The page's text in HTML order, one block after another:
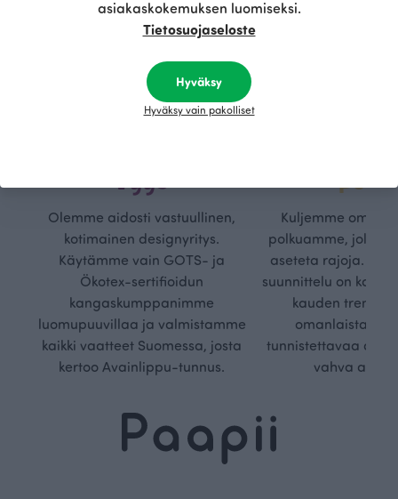
vyys
Olemme aidosti vastuullinen,
kotimainen designyritys.
Käytämme vain GOTS- ja
Ökotex-sertifioidun
kangaskumppanimme
luomupuuvillaa ja valmistamme
kaikki vaatteet Suomessa, josta
kertoo Avainlippu-tunnus.
Kuljemme omaa,
polkuamme, jolla
aseteta rajoja.
suunnittelu on
kauden
omanlaista,
tunnistettavaa
vahva
asiakaskokemuksen luomiseksi.
Tietosuojaseloste
Hyväksy
Hyväksy vain pakolliset